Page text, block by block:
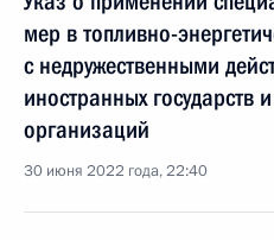
мер в топливно-
с недружественными
иностранных государств
организаций
30 июня 2022 года, 22:40